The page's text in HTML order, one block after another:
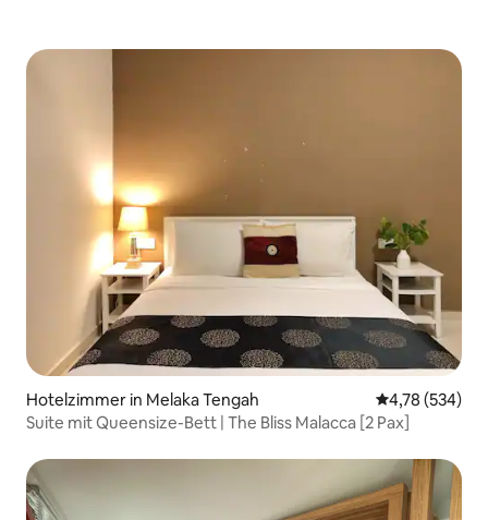
Hotelzimmer in Melaka Tengah
4,78 (534)
Suite mit Queensize-Bett | The Bliss Malacca [2 Pax]